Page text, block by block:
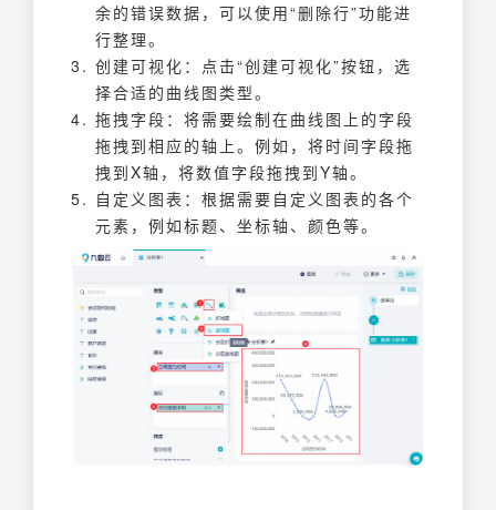
余的错误数据，可以使用“删除行”功能进
行整理。
创建可视化：点击“创建可视化”按钮，选
择合适的曲线图类型。
拖拽字段：将需要绘制在曲线图上的字段
拖拽到相应的轴上。例如，将时间字段拖
拽到X轴，将数值字段拖拽到Y轴。
自定义图表：根据需要自定义图表的各个
元素，例如标题、坐标轴、颜色等。